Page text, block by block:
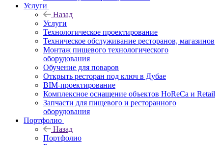
Услуги
Назад
Услуги
Технологическое проектирование
Техническое обслуживание ресторанов, магазинов
Монтаж пищевого технологического
оборудования
Обучение для поваров
Открыть ресторан под ключ в Дубае
BIM-проектирование
Комплексное оснащение объектов HoReCa и Retail
Запчасти для пищевого и ресторанного
оборудования
Портфолио
Назад
Портфолио